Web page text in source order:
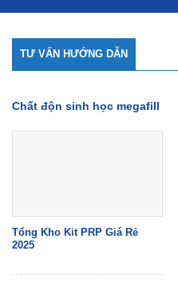
TƯ VẤN HƯỚNG DẪN
Chất độn sinh học megafill
Tổng Kho Kit PRP Giá Rẻ
2025